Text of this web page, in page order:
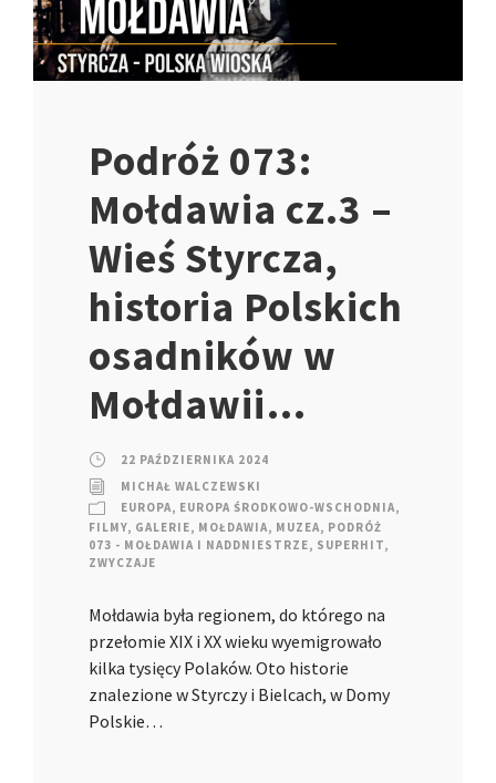
Podróż 073:
Mołdawia cz.3 –
Wieś Styrcza,
historia Polskich
osadników w
Mołdawii…
22 PAŹDZIERNIKA 2024
MICHAŁ WALCZEWSKI
EUROPA, EUROPA ŚRODKOWO-WSCHODNIA,
FILMY, GALERIE, MOŁDAWIA, MUZEA, PODRÓŻ
073 - MOŁDAWIA I NADDNIESTRZE, SUPERHIT,
ZWYCZAJE
Mołdawia była regionem, do którego na
przełomie XIX i XX wieku wyemigrowało
kilka tysięcy Polaków. Oto historie
znalezione w Styrczy i Bielcach, w Domy
Polskie…